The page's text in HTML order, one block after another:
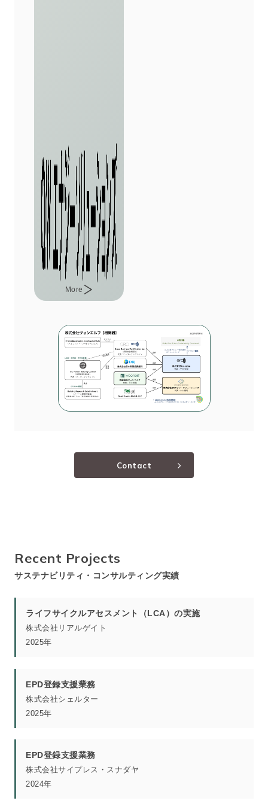
More
Contact
Recent Projects
サステナビリティ・コンサルティング実績
ライフサイクルアセスメント（LCA）の実施
株式会社リアルゲイト
2025年
EPD登録支援業務
株式会社シェルター
2025年
EPD登録支援業務
株式会社サイプレス・スナダヤ
2024年